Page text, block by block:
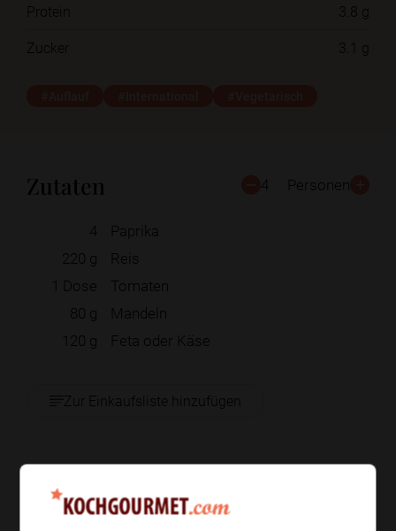
Protein
3.8 g
Zucker
3.1 g
Zutaten 4 Personen
4
Paprika
220 g
Reis
1 Dose
Tomaten
80 g
Mandeln
120 g Feta oder Käse
Zur Einkaufsliste hinzufügen
Zubereitung